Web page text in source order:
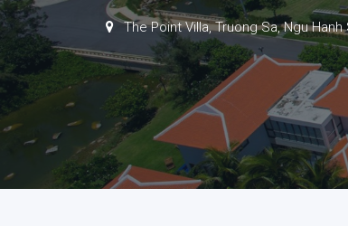
The Point Villa, Truong Sa, Ngu Hanh